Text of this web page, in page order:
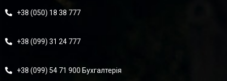
+38 (050) 18 38 777
+38 (099) 31 24 777
+38 (099) 54 71 900 Бухгалтерія